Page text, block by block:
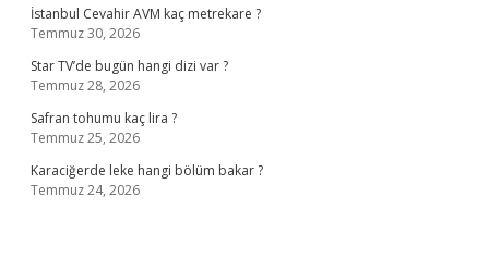
İstanbul Cevahir AVM kaç metrekare ?
Temmuz 30, 2026
Star TV’de bugün hangi dizi var ?
Temmuz 28, 2026
Safran tohumu kaç lira ?
Temmuz 25, 2026
Karaciğerde leke hangi bölüm bakar ?
Temmuz 24, 2026